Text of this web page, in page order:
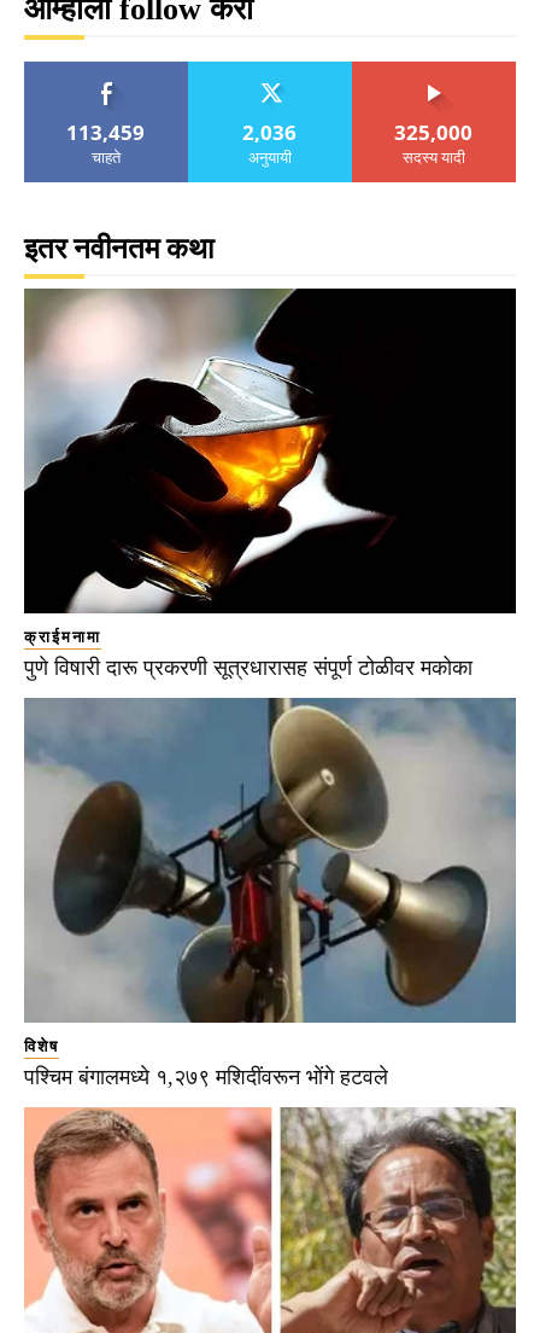
आम्हाला follow करा
113,459
चाहते
2,036
अनुयायी
325,000
सदस्य यादी
इतर नवीनतम कथा
क्राईमनामा
पुणे विषारी दारू प्रकरणी सूत्रधारासह संपूर्ण टोळीवर मकोका
विशेष
पश्चिम बंगालमध्ये १,२७९ मशिदींवरून भोंगे हटवले